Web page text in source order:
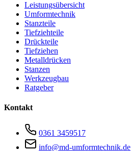
Leistungsübersicht
Umformtechnik
Stanzteile
Tiefziehteile
Drückteile
Tiefziehen
Metalldrücken
Stanzen
Werkzeugbau
Ratgeber
Kontakt
0361 3459517
info@md-umformtechnik.de